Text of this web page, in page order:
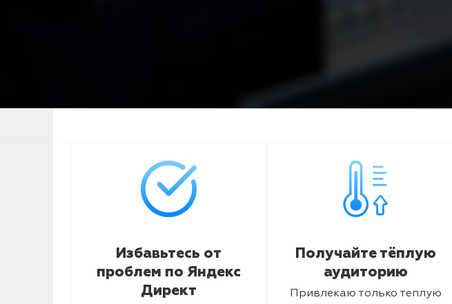
Избавьтесь от
проблем по Яндекс
Директ
Получайте тёплую
аудиторию
Привлекаю только теплую